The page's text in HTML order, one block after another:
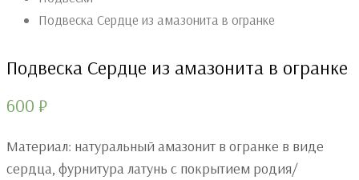
Подвеска Сердце из амазонита в огранке
Подвеска Сердце из амазонита в огранке
600 ₽
Материал: натуральный амазонит в огранке в виде
сердца, фурнитура латунь с покрытием родия/